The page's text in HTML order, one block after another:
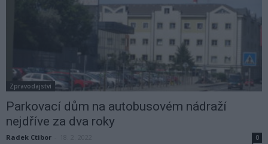
Zpravodajství
Parkovací dům na autobusovém nádraží
nejdříve za dva roky
Radek Ctibor 0